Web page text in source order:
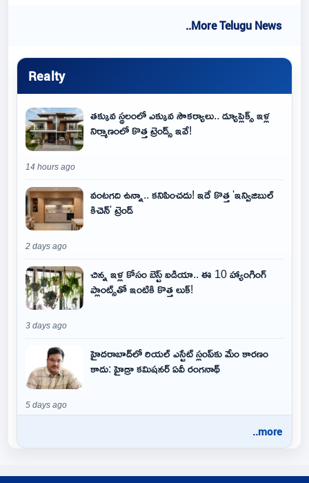
..More Telugu News
Realty
తక్కువ స్థలంలో ఎక్కువ సౌకర్యాలు.. డ్యూప్లెక్స్ ఇళ్ల
నిర్మాణంలో కొత్త ట్రెండ్స్ ఇవే!
14 hours ago
వంటగది ఉన్నా.. కనిపించదు! ఇదే కొత్త 'ఇన్విజిబుల్
కిచెన్' ట్రెండ్
2 days ago
చిన్న ఇళ్ల కోసం బెస్ట్ ఐడియా.. ఈ 10 హ్యాంగింగ్
ప్లాంట్స్‌తో ఇంటికి కొత్త లుక్!
3 days ago
హైదరాబాద్‌లో రియల్ ఎస్టేట్ స్లంప్‌కు మేం కారణం
కాదు: హైడ్రా కమిషనర్ ఏవీ రంగనాథ్
5 days ago
..more